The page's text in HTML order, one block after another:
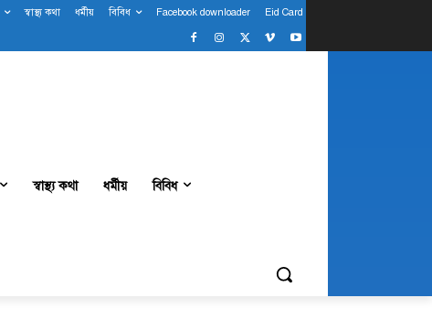
স্বাস্থ্য কথা ধর্মীয় বিবিধ Facebook downloader Eid Card
স্বাস্থ্য কথা ধর্মীয় বিবিধ